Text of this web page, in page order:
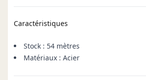
Caractéristiques
Stock : 54 mètres
Matériaux : Acier